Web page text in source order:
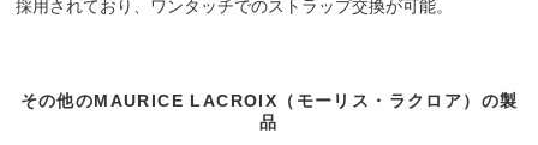
採用されており、ワンタッチでのストラップ交換が可能。
その他のMAURICE LACROIX（モーリス・ラクロア）の製
品